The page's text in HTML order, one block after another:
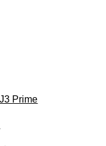
Prime